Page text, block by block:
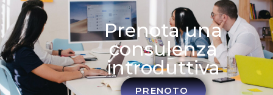
Prenota una
consulenza
introduttiva
PRENOTO